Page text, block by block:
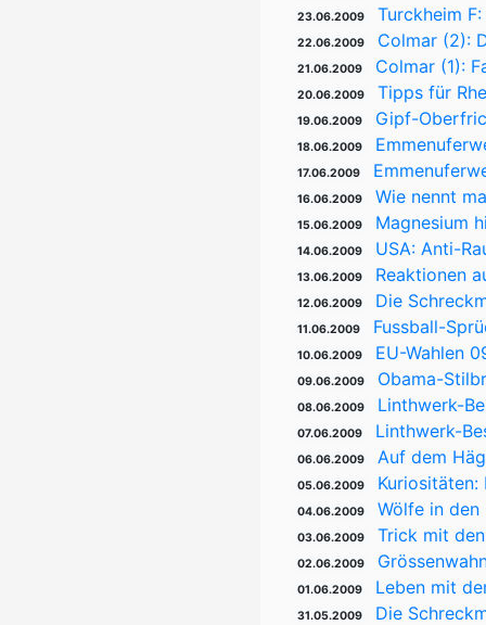
23.06.2009 Turckheim
22.06.2009 Colmar (2):
21.06.2009 Colmar (1):
20.06.2009 Tipps für
19.06.2009 Gipf-
18.06.2009
17.06.2009
16.06.2009 Wie nennt
15.06.2009 Magnesium
14.06.2009 USA: Anti-
13.06.2009 Reaktionen
12.06.2009 Die
11.06.2009 Fussball-
10.06.2009 EU-Wahlen
09.06.2009 Obama-
08.06.2009 Linthwerk-
07.06.2009 Linthwerk-
06.06.2009 Auf dem
05.06.2009
04.06.2009 Wölfe in
03.06.2009 Trick mit
02.06.2009
01.06.2009 Leben mit
31.05.2009 Die